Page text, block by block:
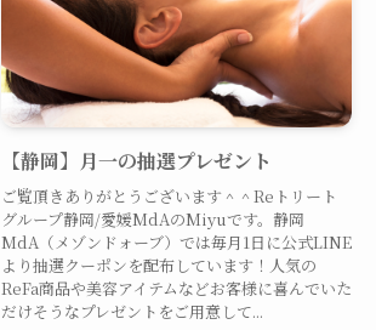
【静岡】月一の抽選プレゼント
ご覧頂きありがとうございます＾＾Reトリート
グループ静岡/愛媛MdAのMiyuです。静岡
MdA（メゾンドォーブ）では毎月1日に公式LINE
より抽選クーポンを配布しています！人気の
ReFa商品や美容アイテムなどお客様に喜んでいた
だけそうなプレゼントをご用意して...